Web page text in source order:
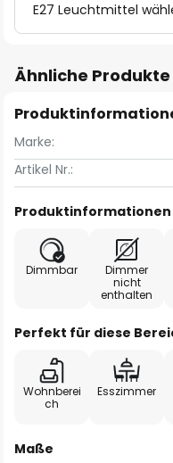
E27 Leuchtmittel
Ähnliche
Marke:
Artikel Nr.:
Produktinformationen
Dimmbar
Dimmer
nicht
enthalten
Perfekt für diese
Wohnberei
ch
Esszimmer
Maße